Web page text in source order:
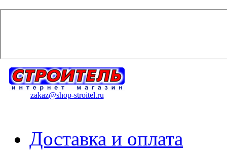
zakaz@shop-stroitel.ru
Доставка и оплата